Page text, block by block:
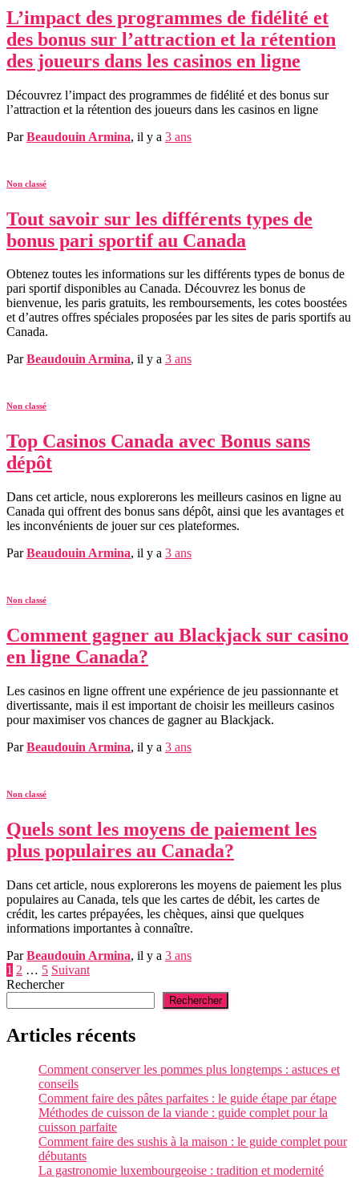
L’impact des programmes de fidélité et
des bonus sur l’attraction et la rétention
des joueurs dans les casinos en ligne
Découvrez l’impact des programmes de fidélité et des bonus sur
l’attraction et la rétention des joueurs dans les casinos en ligne
ParBeaudouin Armina, il y a 3 ans
Non classé
Tout savoir sur les différents types de
bonus pari sportif au Canada
Obtenez toutes les informations sur les différents types de bonus de
pari sportif disponibles au Canada. Découvrez les bonus de
bienvenue, les paris gratuits, les remboursements, les cotes boostées
et d’autres offres spéciales proposées par les sites de paris sportifs au
Canada.
ParBeaudouin Armina, il y a 3 ans
Non classé
Top Casinos Canada avec Bonus sans
dépôt
Dans cet article, nous explorerons les meilleurs casinos en ligne au
Canada qui offrent des bonus sans dépôt, ainsi que les avantages et
les inconvénients de jouer sur ces plateformes.
ParBeaudouin Armina, il y a 3 ans
Non classé
Comment gagner au Blackjack sur casino
en ligne Canada?
Les casinos en ligne offrent une expérience de jeu passionnante et
divertissante, mais il est important de choisir les meilleurs casinos
pour maximiser vos chances de gagner au Blackjack.
ParBeaudouin Armina, il y a 3 ans
Non classé
Quels sont les moyens de paiement les
plus populaires au Canada?
Dans cet article, nous explorerons les moyens de paiement les plus
populaires au Canada, tels que les cartes de débit, les cartes de
crédit, les cartes prépayées, les chèques, ainsi que quelques
informations importantes à connaître.
ParBeaudouin Armina, il y a 3 ans
Pagination
des
publications
1 2 … 5 Suivant
Rechercher
Rechercher
Articles récents
Comment conserver les pommes plus longtemps : astuces et
conseils
Comment faire des pâtes parfaites : le guide étape par étape
Méthodes de cuisson de la viande : guide complet pour la
cuisson parfaite
Comment faire des sushis à la maison : le guide complet pour
débutants
La gastronomie luxembourgeoise : tradition et modernité